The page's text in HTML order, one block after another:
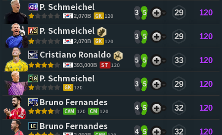
P. Schmeichel
2,070B GK 120 3 5 29 120
P. Schmeichel
2,070B GK 120
3 5 29 120
Cristiano Ronaldo
393,000B ST 120
5 5 33 120
P. Schmeichel
GK 120 3 5 29 120
Bruno Fernandes
CAM 120 CM 120 4 5 32 120
Bruno Fernandes 4 5 32 120